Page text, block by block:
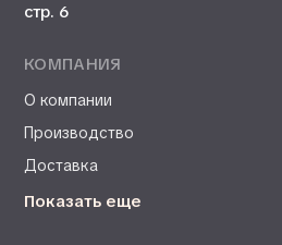
стр. 6
КОМПАНИЯ
О компании
Производство
Доставка
Показать еще